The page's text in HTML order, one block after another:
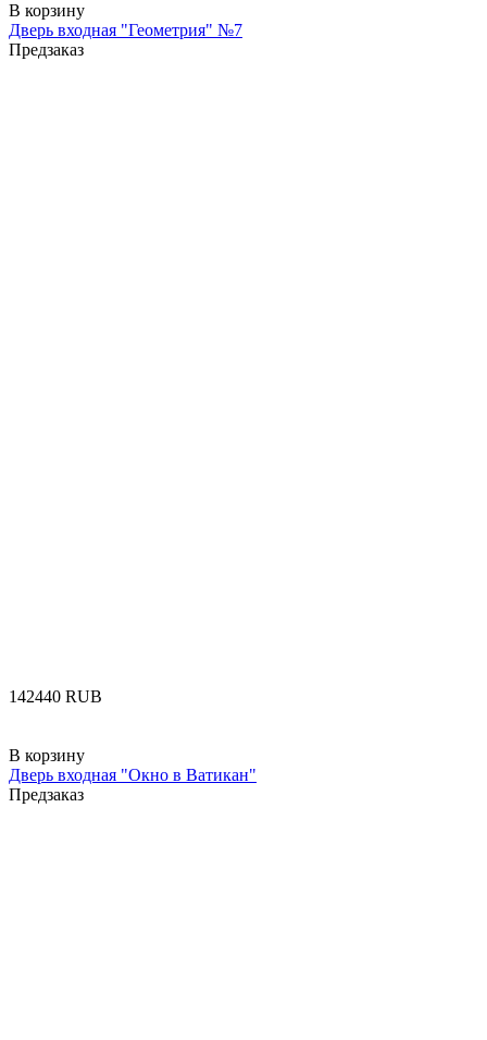
В корзину
Дверь входная "Геометрия" №7
Предзаказ
‍142440‍ RUB
В корзину
Дверь входная "Окно в Ватикан"
Предзаказ